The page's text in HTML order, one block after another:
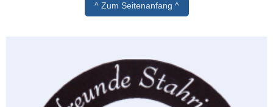
^ Zum Seitenanfang ^